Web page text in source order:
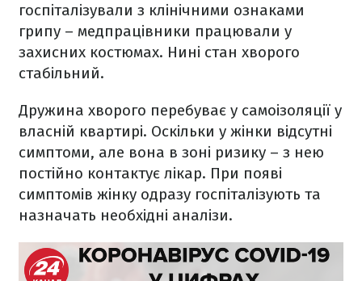
госпіталізували з клінічними ознаками
грипу – медпрацівники працювали у
захисних костюмах. Нині стан хворого
стабільний.
Дружина хворого перебуває у самоізоляції у
власній квартирі. Оскільки у жінки відсутні
симптоми, але вона в зоні ризику – з нею
постійно контактує лікар. При появі
симптомів жінку одразу госпіталізують та
назначать необхідні аналізи.